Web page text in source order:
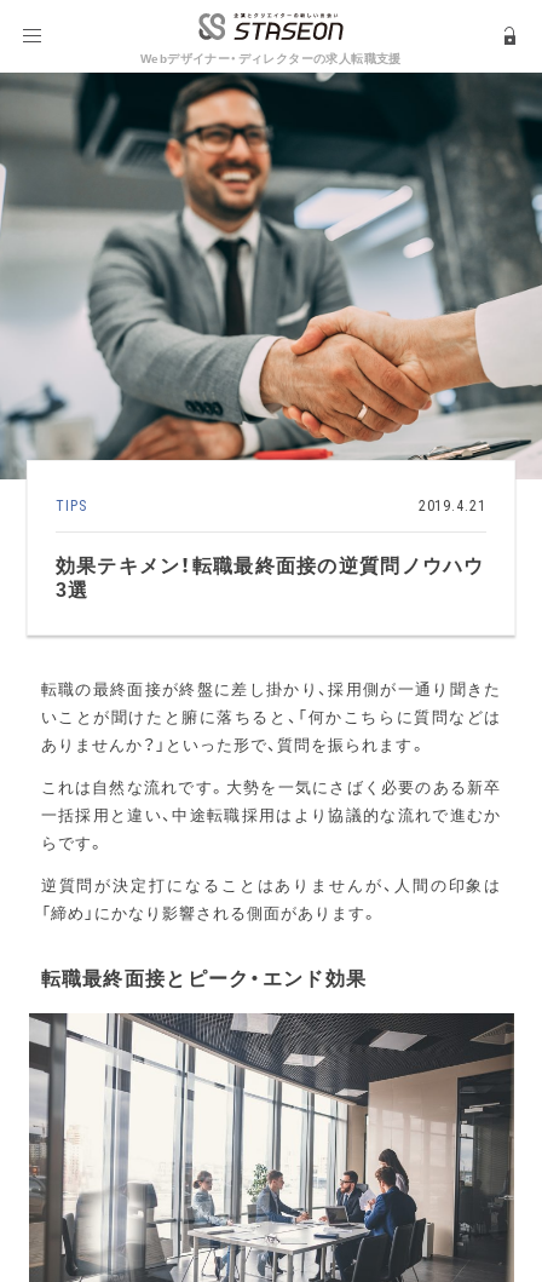
Webデザイナー・ディレクターの求人転職支援
TIPS 2019.4.21
効果テキメン！転職最終面接の逆質問ノウハウ
3選
転職の最終面接が終盤に差し掛かり、採用側が一通り聞きた
いことが聞けたと腑に落ちると、「何かこちらに質問などは
ありませんか？」といった形で、質問を振られます。
これは自然な流れです。大勢を一気にさばく必要のある新卒
一括採用と違い、中途転職採用はより協議的な流れで進むか
らです。
逆質問が決定打になることはありませんが、人間の印象は
「締め」にかなり影響される側面があります。
転職最終面接とピーク・エンド効果